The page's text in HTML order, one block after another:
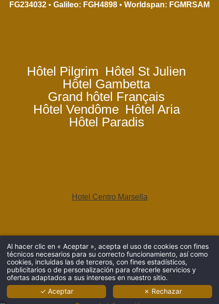
FG234032 • Galileo: FGH4898 • Worldspan: FGMRSAM
Hôtel Pilgrim
Hôtel St Julien
Hôtel Gambetta
Grand hôtel Français
Hôtel Vendôme Hôtel Aria
Hôtel Paradis
Hotel Centro Marsella
LLEGADA
ADULTOS
Al hacer clic en « Aceptar », acepta el uso de cookies con fines
técnicos necesarios para su correcto funcionamiento, así como
cookies, incluidas las de terceros, con fines estadísticos,
publicitarios o de personalización para ofrecerle servicios y
ofertas adaptados a sus intereses en nuestro sitio.
✓ Aceptar
✗ Rechazar